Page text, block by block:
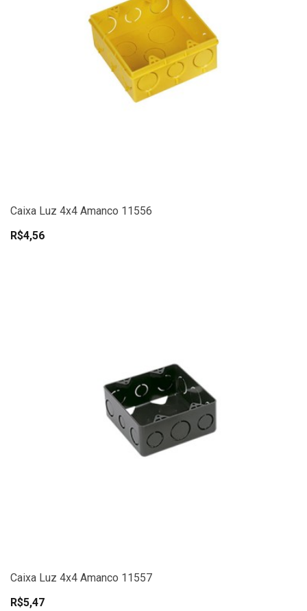
Caixa Luz 4x4 Amanco 11556
R$4,56
Caixa Luz 4x4 Amanco 11557
R$5,47